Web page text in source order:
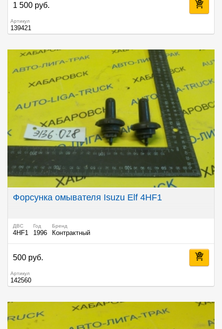
1 500 руб.
Артикул
139421
Форсунка омывателя Isuzu Elf 4HF1
ДВС
4HF1
Год
1996
Бренд
Контрактный
500 руб.
Артикул
142560